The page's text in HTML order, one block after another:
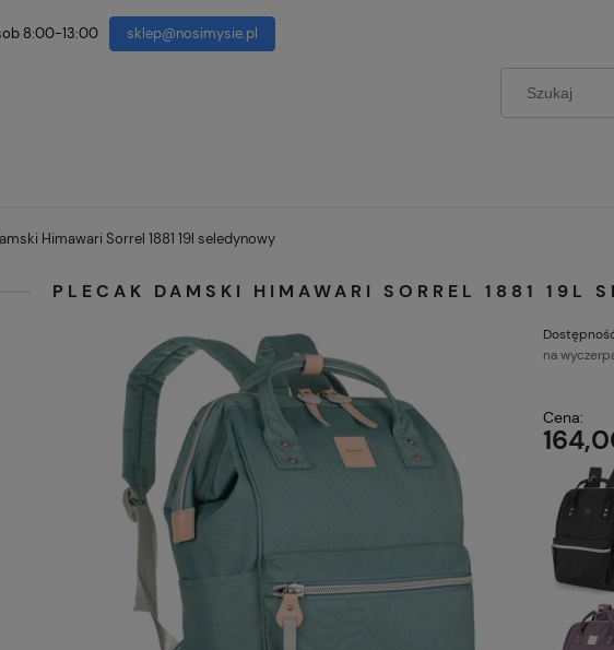
8:00-13:00 sklep@nosimysie.pl
Himawari Sorrel 1881 19l seledynowy
PLECAK DAMSKI HIMAWARI SORREL 1881 19L
na
Cena: